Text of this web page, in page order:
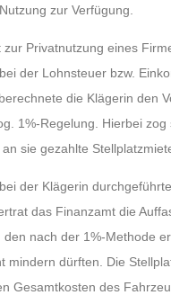
zur Verfügung.
zur Privatnutzung eines
der Lohnsteuer bzw.
die Klägerin den
1%-Regelung. Hierbei zog
sie gezahlte
der Klägerin
das Finanzamt die
nach der 1%-Methode
mindern dürften. Die
Gesamtkosten des